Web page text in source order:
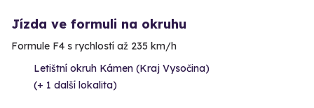
Jízda ve formuli na okruhu
Formule F4 s rychlostí až 235 km/h
Letištní okruh Kámen (Kraj Vysočina)
(+ 1 další lokalita)